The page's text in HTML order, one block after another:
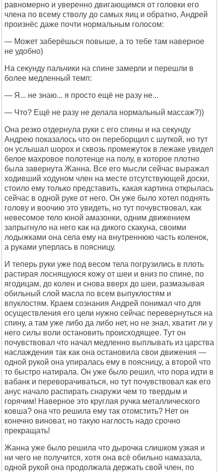
равномерно и уверенно двигающимся от головки его
члена по всему стволу до самых яиц и обратно, Андрей
произнёс даже почти нормальным голосом:
— Может заберёшься повыше, а то тебе там наверное
не удобно)
На секунду пальчики на спине замерли и перешли в
более медленный темп:
— Я... не знаю... я просто ещё не разу не...
— Что? Ещё не разу не делала нормальный массаж?))
Она резко отдернула руки с его спины и на секунду
Андрею показалось что он переборщил с шуткой, но тут
он услышал шорох и сквозь промежуток в лежаке увидел
белое махровое полотенце на полу, в которое плотно
была завернута Жанна. Все его мысли сейчас выражал
ходивший ходуном член на месте отсутствующей доски,
стоило ему только представить, какая картина открылась
сейчас в одной руке от него. Он уже было хотел поднять
голову и воочию это увидеть, но тут почувствовал, как
невесомое тело юной амазонки, одним движением
запрыгнуло на него как на дикого скакуна, своими
лодыжками она села ему на внутреннюю часть коленок,
а руками уперлась в поясницу.
И теперь руки уже под весом тела погрузились в плоть
растирая лоснящуюся кожу от шеи и вниз по спине, по
ягодицам, до колен и снова вверх до шеи, размазывая
обильный слой масла по всем выпуклостям и
впуклостям. Краем сознания Андрей понимал что для
осуществления его цели нужно сейчас перевернуться на
спину, а там уже либо да либо нет, но не знал, хватит ли у
него силы воли остановить происходящее. Тут он
почувствовал что начал медленно выплывать из царства
наслаждения так как она остановила свои движения —
одной рукой она упиралась ему в поясницу, а второй что
то быстро натирала. Он уже было решил, что пора идти в
вабанк и переворачиваться, но тут почувствовал как его
анус начало распирать снаружи чем то твердым и
горячим! Наверное это круглая ручка металлического
ковша? она что решила ему так отомстить? Нет он
конечно виноват, но такую наглость надо срочно
прекращать!
Жанна уже было решила что дырочка слишком узкая и
ни чего не получится, хотя она всё обильно намазала,
одной рукой она продолжала держать свой член, по